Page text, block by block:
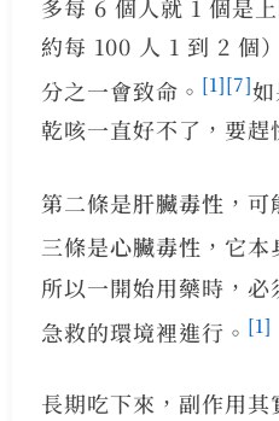
多每 6 個人就 1 個是
約每 100 人 1 到 2 個
分之一會致命。 [1][7]
乾咳一直好不了，要趕
第二條是肝臟毒性 ，
三條是心臟毒性 ，它
所以一開始用藥時，
急救的環境裡進行。 [1]
長期吃下來，副作用